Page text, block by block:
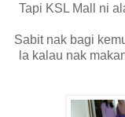
Tapi KSL Mall ni
Sabit nak bagi
la kalau nak